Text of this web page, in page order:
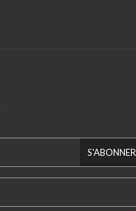
S'ABONNER